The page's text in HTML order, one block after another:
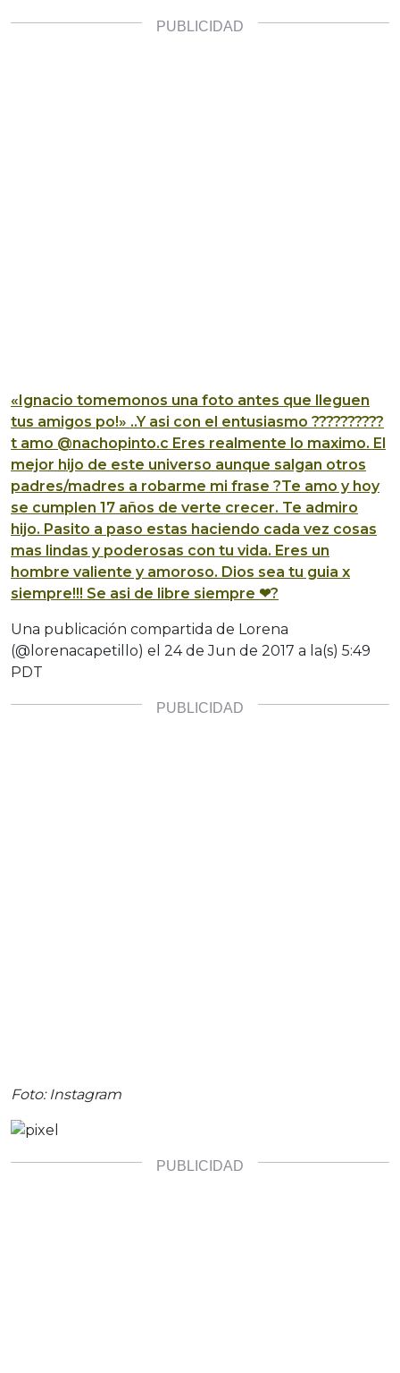
«Ignacio tomemonos una foto antes que lleguen
tus amigos po!» ..Y asi con el entusiasmo ??????????
t amo @nachopinto.c Eres realmente lo maximo. El
mejor hijo de este universo aunque salgan otros
padres/madres a robarme mi frase ?Te amo y hoy
se cumplen 17 años de verte crecer. Te admiro
hijo. Pasito a paso estas haciendo cada vez cosas
mas lindas y poderosas con tu vida. Eres un
hombre valiente y amoroso. Dios sea tu guia x
siempre!!! Se asi de libre siempre ❤?
Una publicación compartida de Lorena
(@lorenacapetillo) el 24 de Jun de 2017 a la(s) 5:49
PDT
Foto: Instagram